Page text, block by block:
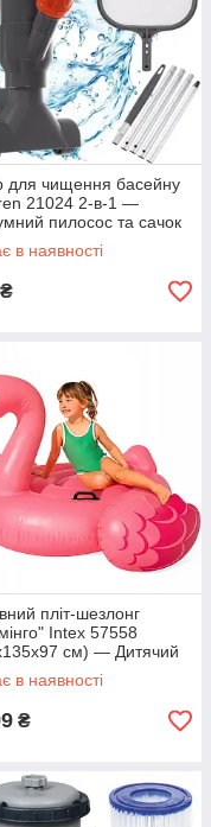
для чищення басейну
21024 2-в-1 —
пилосос та сачок
сміття (штанга 120
в наявності
₴
пліт-шезлонг
Intex 57558
см) — Дитячий
матрац із ручками, до
в наявності
₴